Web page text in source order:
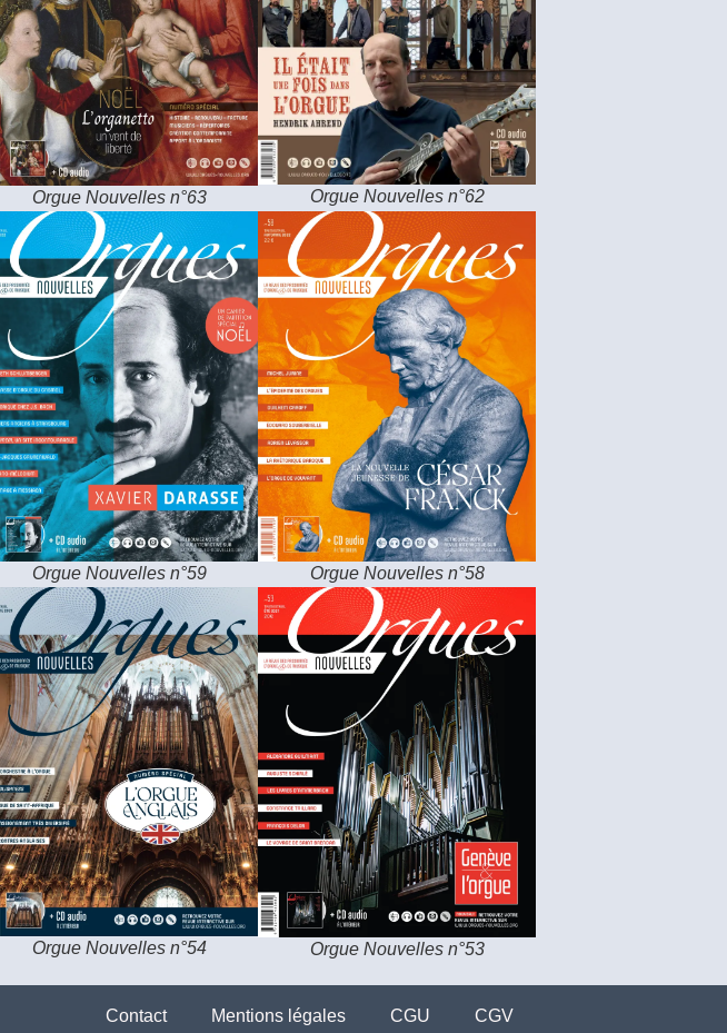
Orgue Nouvelles n°63 Orgue Nouvelles n°62
Orgue Nouvelles n°59 Orgue Nouvelles n°58
Orgue Nouvelles n°54 Orgue Nouvelles n°53
Contact Mentions légales CGU CGV